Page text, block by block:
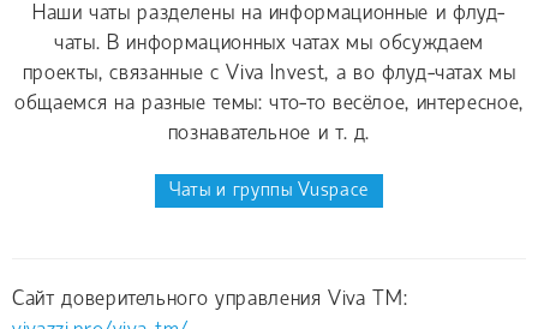
Наши чаты разделены на информационные и флуд-
чаты. В информационных чатах мы обсуждаем
проекты, связанные с Viva Invest, а во флуд-чатах мы
общаемся на разные темы: что-то весёлое, интересное,
познавательное и т. д.
Чаты и группы Vuspace
Сайт доверительного управления Viva TM: